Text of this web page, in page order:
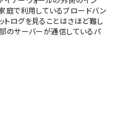
庭で利用しているブロードバン
トログを見ることはさほど難し
のサーバーが通信しているパ